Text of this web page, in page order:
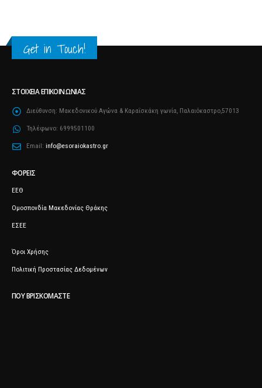
Get in Touch!
ΣΤΟΙΧΕΊΑ ΕΠΙΚΟΙΝΩΝΊΑΣ
Διεύθυνση: Μακεδονικού Αγώνα & Καραΐσκάκη γωνία, Παλαιόκαστρο,57013
Τηλέφωνο: 6999501100
Email: info@esoraiokastro.gr
ΦΟΡΕΊΣ
ΕΕΘ
Ομοσπονδία Μακεδονίας Θράκης
ΕΣΕΕ
Όροι Χρήσης
Πολιτική Προστασίας Δεδομένων
ΠΟΥ ΒΡΙΣΚΌΜΑΣΤΕ